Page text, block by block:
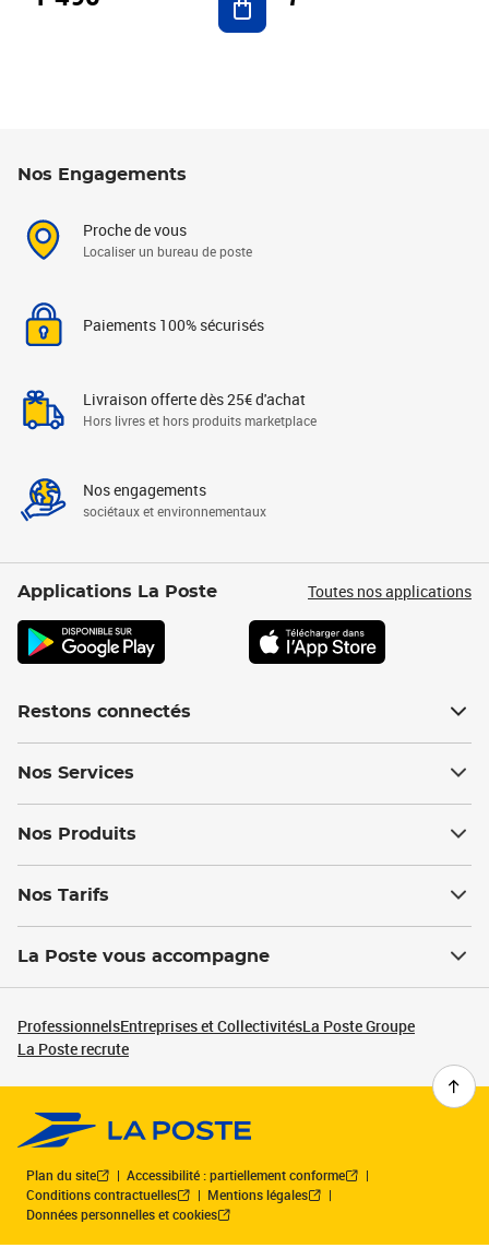
Nos Engagements
Proche de vous
Localiser un bureau de poste
Paiements 100% sécurisés
Livraison offerte dès 25€ d'achat
Hors livres et hors produits marketplace
Nos engagements
sociétaux et environnementaux
Applications La Poste Toutes nos applications
Restons connectés
Nos Services
Nos Produits
Nos Tarifs
La Poste vous accompagne
ProfessionnelsEntreprises et CollectivitésLa Poste Groupe
La Poste recrute
Plan du site
Accessibilité : partiellement conforme
Conditions contractuelles
Mentions légales
Données personnelles et cookies